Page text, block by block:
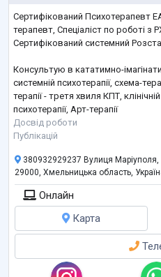
Сертифікований Психотерапевт
терапевт, Спеціаліст по роботі з
Сертифікований системний
Консультую в кататимно-
системній психотерапії, схема-
терапії - третя хвиля КПТ,
психотерапії, Арт-терапії
Досвід роботи
Публікацій
380932929237 Вулиця
29000, Хмельницька область,
Онлайн
Карта